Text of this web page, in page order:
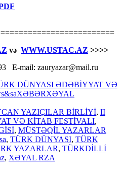
və WWW.USTAC.AZ >>>>
E-mail: zauryazar@mail.ru
DÜNYASI ƏDƏBİYYAT VƏ
XƏBƏRXƏYAL
YAZIÇILAR BİRLİYİ, II
VƏ KİTAB FESTİVALI,
, MÜSTƏQİL YAZARLAR
, TÜRK DÜNYASI, TÜRK
YAZARLAR, TÜRKDİLLİ
, XƏYAL RZA